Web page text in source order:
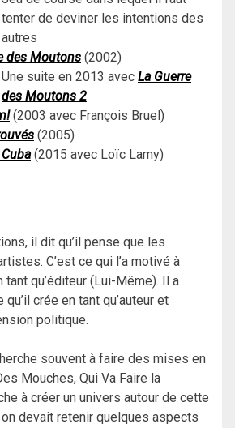
tenter de deviner les intentions des
autres
des Moutons (2002)
Une suite en 2013 avec La Guerre
des Moutons 2
(2003 avec François Bruel)
(2005)
(2015 avec Loïc Lamy)
il dit qu’il pense que les
C’est ce qui l’a motivé à
tant qu’éditeur (Lui-Même). Il a
crée en tant qu’auteur et
politique.
souvent à faire des mises en
Mouches, Qui Va Faire la
à créer un univers autour de cette
devait retenir quelques aspects